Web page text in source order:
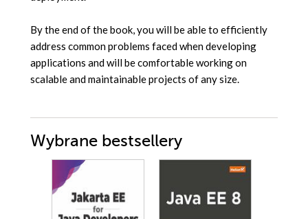
By the end of the book, you will be able to efficiently
address common problems faced when developing
applications and will be comfortable working on
scalable and maintainable projects of any size.
Wybrane bestsellery